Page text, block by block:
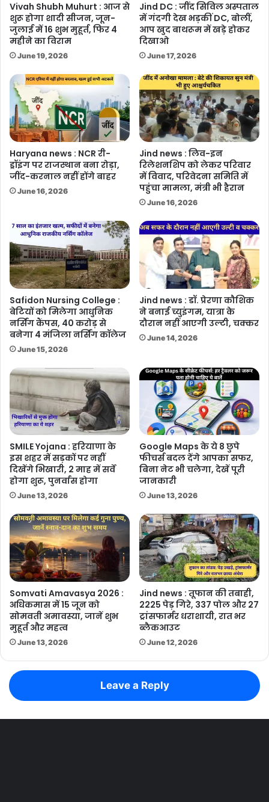
Vivah Shubh Muhurt : आज से
शुरू होगा शादी सीजन, जून-
जुलाई में 16 शुभ मुहूर्त, फिर 4
महीने का विराम
June 19, 2026
Jind DC : जींद सिविल अस्पताल
में गंदगी देख भड़कीं DC, बोलीं,
आप खुद बाथरूम में खड़े होकर
दिखाओ
June 17, 2026
Haryana news : NCR री-
ड्रॉइंग पर राजस्थान बना रोड़ा,
जींद-करनाल नहीं होंगे बाहर
June 16, 2026
Jind news : लिव-इन
रिलेशनशिप को लेकर परिवार
में विवाद, परिवेदना समिति में
पहुंचा मामला, मंत्री भी हैरान
June 16, 2026
Safidon Nursing College :
बेटियों को मिलेगा आधुनिक
नर्सिंग कैंपस, 40 करोड़ से
बनेगा 4 मंजिला नर्सिंग कॉलेज
June 15, 2026
Jind news : डॉ. प्रेरणा कौशिक
ने बनाई च्युइंगम, यात्रा के
दौरान नहीं आएगी उल्टी, चक्कर
June 14, 2026
SMILE Yojana : हरियाणा के
इस शहर में सड़कों पर नहीं
दिखेंगे भिखारी, 2 माह में सर्वे
होगा शुरू, पुनर्वास होगा
June 13, 2026
Google Maps के ये 8 छुपे
फीचर्स बदल देंगे आपका सफर,
बिना नेट भी चलेगा, देखें पूरी
जानकारी
June 13, 2026
Somvati Amavasya 2026 :
अधिकमास में 15 जून को
सोमवती अमावस्या, जानें शुभ
मुहूर्त और महत्व
June 13, 2026
Jind news : तूफान की तबाही,
2225 पेड़ गिरे, 337 पोल और 27
ट्रांसफार्मर धराशायी, रात भर
ब्लैकआउट
June 12, 2026
Leave a Reply